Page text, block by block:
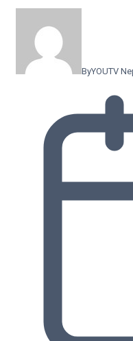
ByYOUTV